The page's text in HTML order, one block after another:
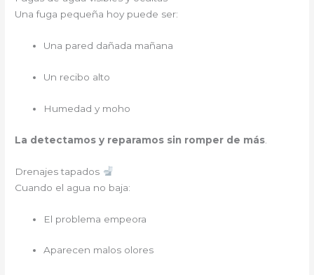
Una fuga pequeña hoy puede ser:
Una pared dañada mañana
Un recibo alto
Humedad y moho
La detectamos y reparamos sin romper de más
Drenajes tapados
Cuando el agua no baja:
El problema empeora
Aparecen malos olores